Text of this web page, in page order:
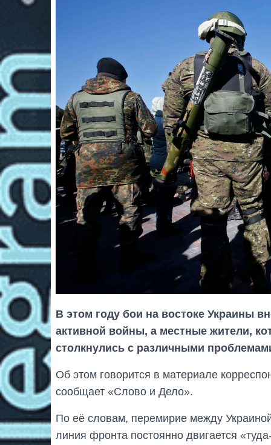
В этом году бои на востоке Украины
активной войны, а местные жители,
столкнулись с различными
Об этом говорится в материале
сообщает «Слово и Дело».
По её словам, перемирие между
линия фронта постоянно двигается